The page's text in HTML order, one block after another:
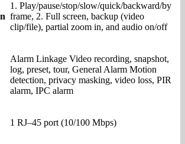
1. Play/pause/stop/slow/quick/backward/by
frame, 2. Full screen, backup (video
clip/file), partial zoom in, and audio on/off
Alarm Linkage Video recording, snapshot,
log, preset, tour, General Alarm Motion
detection, privacy masking, video loss, PIR
alarm, IPC alarm
1 RJ–45 port (10/100 Mbps)